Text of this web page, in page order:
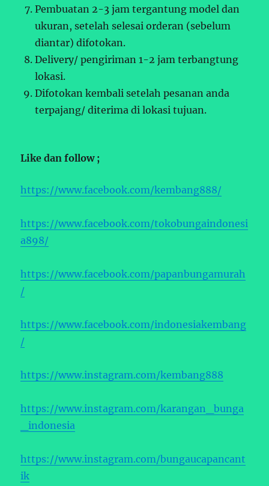
Pembuatan 2-3 jam tergantung model dan
ukuran, setelah selesai orderan (sebelum
diantar) difotokan.
Delivery/ pengiriman 1-2 jam terbangtung
lokasi.
Difotokan kembali setelah pesanan anda
terpajang/ diterima di lokasi tujuan.
Like dan follow ;
https://www.facebook.com/kembang888/
https://www.facebook.com/tokobungaindonesi
a898/
https://www.facebook.com/papanbungamurah
/
https://www.facebook.com/indonesiakembang
/
https://www.instagram.com/kembang888
https://www.instagram.com/karangan_bunga
_indonesia
https://www.instagram.com/bungaucapancant
ik